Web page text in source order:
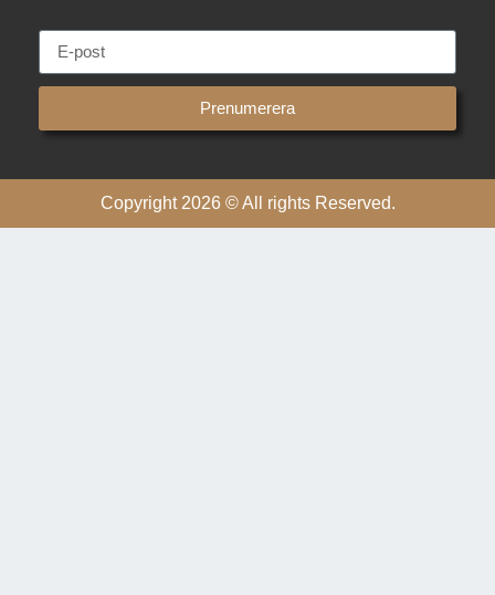
Prenumerera
Copyright 2026 © All rights Reserved.